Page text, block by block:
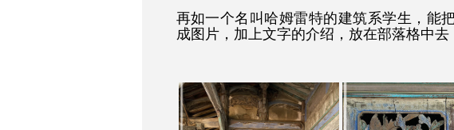
再如一个名叫哈姆雷特的建筑系学生，能
成图片，加上文字的介绍，放在部落格中去